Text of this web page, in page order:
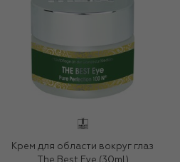
Крем для области вокруг глаз
The Best Eye (30ml)